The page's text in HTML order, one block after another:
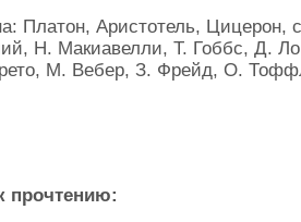
Платон, Аристотель, Цицерон,
Н. Макиавелли, Т. Гоббс, Д.
М. Вебер, З. Фрейд, О.
прочтению: